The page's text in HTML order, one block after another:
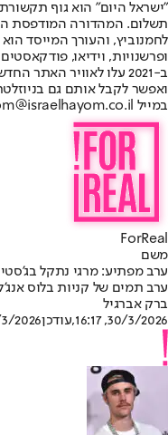
"ישראל היום" הוא גוף
ופרשנויות, וידיאו,
ב-2021 עלו לאוויר
ואפשר לקבל אותם גם
במייל hayom@israelhayom.co.il.
ForReal
משם
ערב מפתיע: מרגי נתקל
ערב תמים של קניות בלוס
ברק אברגיל
30/3/2026, 16:17
,עודכן16:17